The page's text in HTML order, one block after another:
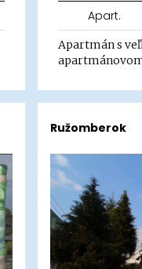
Apart.
Apartmán s
Ružomberok